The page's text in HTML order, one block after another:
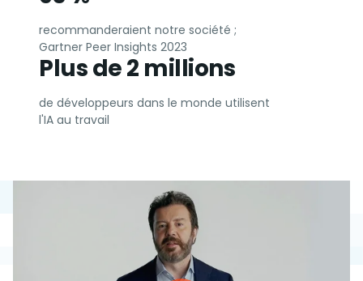
recommanderaient notre société ;
Gartner Peer Insights 2023
Plus de 2 millions
de développeurs dans le monde utilisent
l'IA au travail